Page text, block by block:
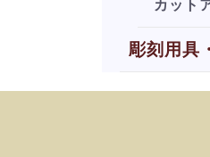
カット
彫刻用具